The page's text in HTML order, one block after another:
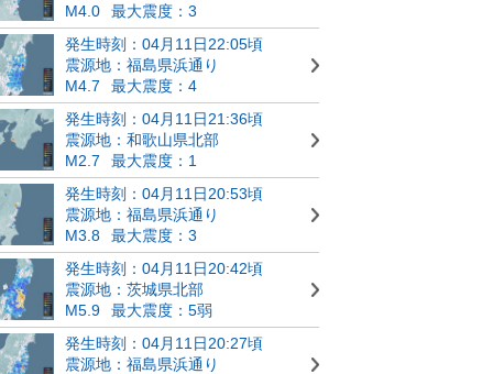
M4.0
最大震度：3
発生時刻：04月11日22:05頃
震源地：福島県浜通り
M4.7
最大震度：4
発生時刻：04月11日21:36頃
震源地：和歌山県北部
M2.7
最大震度：1
発生時刻：04月11日20:53頃
震源地：福島県浜通り
M3.8
最大震度：3
発生時刻：04月11日20:42頃
震源地：茨城県北部
M5.9
最大震度：5弱
発生時刻：04月11日20:27頃
震源地：福島県浜通り